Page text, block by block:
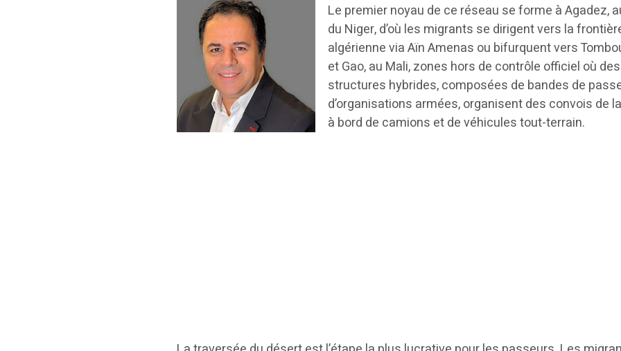
Le premier noyau de ce réseau se forme à Agadez,
du Niger, d’où les migrants se dirigent vers la
algérienne via Aïn Amenas ou bifurquent vers
et Gao, au Mali, zones hors de contrôle officiel où des
structures hybrides, composées de bandes de
d’organisations armées, organisent des convois de
à bord de camions et de véhicules tout-terrain.